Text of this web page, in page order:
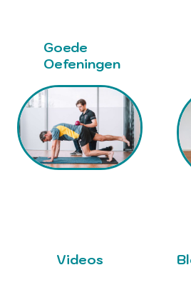
Goede
Oefeningen
Videos